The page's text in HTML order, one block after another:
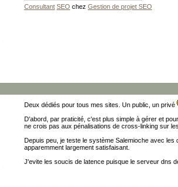
Consultant SEO chez Gestion de projet SEO
Deux dédiés pour tous mes sites. Un public, un privé
D'abord, par praticité, c'est plus simple à gérer et
ne crois pas aux pénalisations de cross-linking sur
Depuis peu, je teste le système Salemioche avec
apparemment largement satisfaisant.
J'evite les soucis de latence puisque le serveur dns